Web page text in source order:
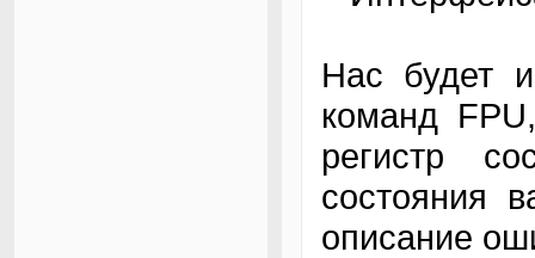
Нас будет
команд
регистр
состояния
описание